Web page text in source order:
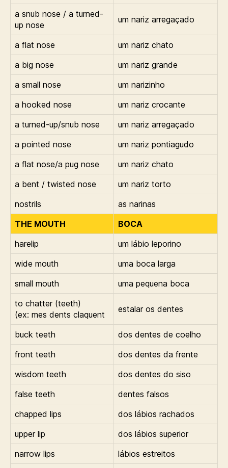
a snub nose / a turned-
up nose
um nariz arregaçado
a flat nose
um nariz chato
a big nose
um nariz grande
a small nose
um narizinho
a hooked nose
um nariz crocante
a turned-up/snub nose
um nariz arregaçado
a pointed nose
um nariz pontiagudo
a flat nose/a pug nose
um nariz chato
a bent / twisted nose
um nariz torto
nostrils
as narinas
THE MOUTH
BOCA
harelip
um lábio leporino
wide mouth
uma boca larga
small mouth
uma pequena boca
to chatter (teeth)
(ex: mes dents claquent
estalar os dentes
buck teeth
dos dentes de coelho
front teeth
dos dentes da frente
wisdom teeth
dos dentes do siso
false teeth
dentes falsos
chapped lips
dos lábios rachados
upper lip
dos lábios superior
narrow lips
lábios estreitos